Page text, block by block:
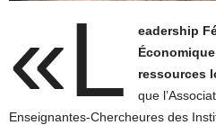
«L
eadership
ressources
que
Enseignantes-Chercheures des